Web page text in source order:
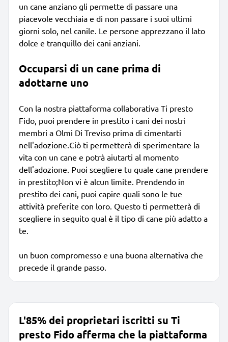
un cane anziano gli permette di passare una
piacevole vecchiaia e di non passare i suoi ultimi
giorni solo, nel canile. Le persone apprezzano il lato
dolce e tranquillo dei cani anziani.
Occuparsi di un cane prima di
adottarne uno
Con la nostra piattaforma collaborativa Ti presto
Fido, puoi prendere in prestito i cani dei nostri
membri a Olmi Di Treviso prima di cimentarti
nell'adozione.Ciò ti permetterà di sperimentare la
vita con un cane e potrà aiutarti al momento
dell'adozione. Puoi scegliere tu quale cane prendere
in prestito;Non vi è alcun limite. Prendendo in
prestito dei cani, puoi capire quali sono le tue
attività preferite con loro. Questo ti permetterà di
scegliere in seguito qual è il tipo di cane più adatto a
te.
un buon compromesso e una buona alternativa che
precede il grande passo.
L'85% dei proprietari iscritti su Ti
presto Fido afferma che la piattaforma